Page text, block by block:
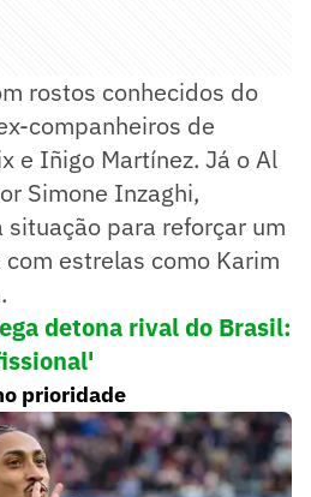
rostos conhecidos do
companheiros de
e Iñigo Martínez. Já o Al
Simone Inzaghi,
para reforçar um
estrelas como Karim
detona rival do Brasil:
prioridade